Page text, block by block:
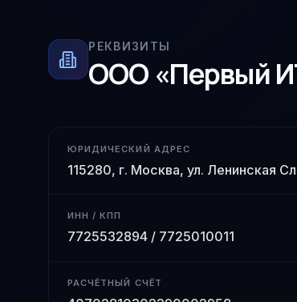
РЕКВИЗИТЫ
ООО «Первый
ЮРИДИЧЕСКИЙ АДРЕС
115280, г. Москва, ул. Ленинская
ИНН / КПП
7725532894 / 7725010011
РАСЧЁТНЫЙ СЧЁТ